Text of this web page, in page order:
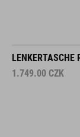
LENKERTASCHE
1.749.00 CZK